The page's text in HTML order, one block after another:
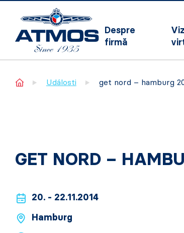
Despre
firmă
Home Události get nord – hamburg
GET NORD –
20. - 22.11.2014
Hamburg